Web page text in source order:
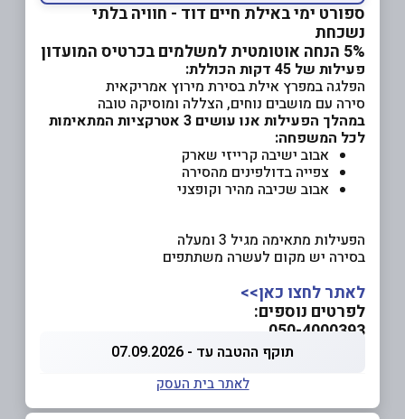
ספורט ימי באילת חיים דוד - חוויה בלתי
נשכחת
5% הנחה אוטומטית למשלמים בכרטיס המועדון
פעילות של 45 דקות הכוללת:
הפלגה במפרץ אילת בסירת מירוץ אמריקאית
סירה עם מושבים נוחים, הצללה ומוסיקה טובה
במהלך הפעילות אנו עושים 3 אטרקציות המתאימות
לכל המשפחה:
אבוב ישיבה קרייזי שארק
צפייה בדולפינים מהסירה
אבוב שכיבה מהיר וקופצני
הפעילות מתאימה מגיל 3 ומעלה
בסירה יש מקום לעשרה משתתפים
לאתר לחצו כאן>>
לפרטים נוספים:
050-4000393
תוקף ההטבה עד - 07.09.2026
לאתר בית העסק